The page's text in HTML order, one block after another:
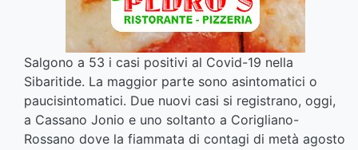
Salgono a 53 i casi positivi al Covid-19 nella
Sibaritide. La maggior parte sono asintomatici o
paucisintomatici. Due nuovi casi si registrano, oggi,
a Cassano Jonio e uno soltanto a Corigliano-
Rossano dove la fiammata di contagi di metà agosto